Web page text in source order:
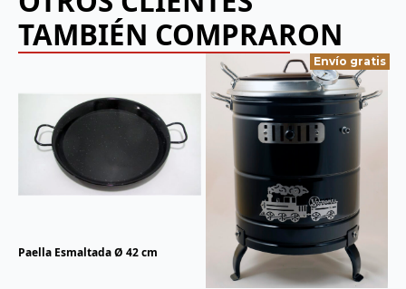
TAMBIÉN COMPRARON
Paella Esmaltada Ø 42 cm
Envío gratis